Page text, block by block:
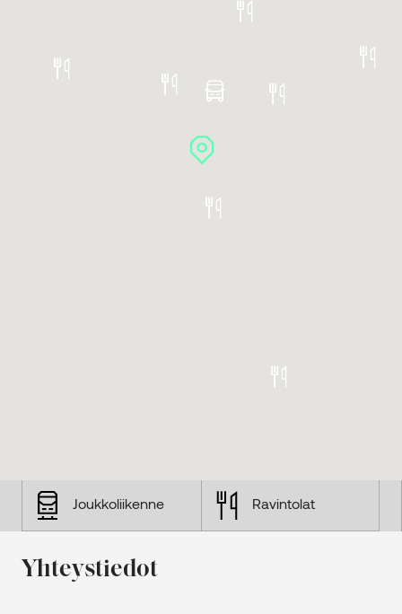
Joukkoliikenne Ravintolat
Yhteystiedot